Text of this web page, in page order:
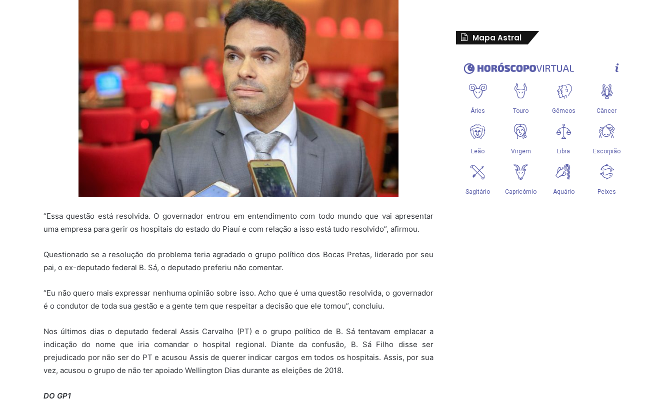
“Essa questão está resolvida. O governador entrou em entendimento com todo mundo que vai apresentar
uma empresa para gerir os hospitais do estado do Piauí e com relação a isso está tudo resolvido”, afirmou.
Questionado se a resolução do problema teria agradado o grupo político dos Bocas Pretas, liderado por seu
pai, o ex-deputado federal B. Sá, o deputado preferiu não comentar.
“Eu não quero mais expressar nenhuma opinião sobre isso. Acho que é uma questão resolvida, o governador
é o condutor de toda sua gestão e a gente tem que respeitar a decisão que ele tomou”, concluiu.
Nos últimos dias o deputado federal Assis Carvalho (PT) e o grupo político de B. Sá tentavam emplacar a
indicação do nome que iria comandar o hospital regional. Diante da confusão, B. Sá Filho disse ser
prejudicado por não ser do PT e acusou Assis de querer indicar cargos em todos os hospitais. Assis, por sua
vez, acusou o grupo de não ter apoiado Wellington Dias durante as eleições de 2018.
DO GP1
Mapa Astral